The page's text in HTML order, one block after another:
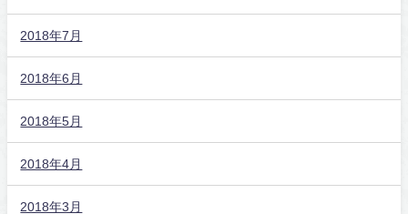
2018年7月
2018年6月
2018年5月
2018年4月
2018年3月